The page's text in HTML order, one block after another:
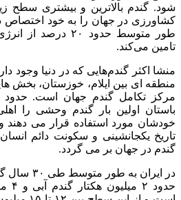
شود. گندم بالاترین و بیشتری سطح
کشاورزی در جهان را به خود اختصاص
طور متوسط حدود ۲۰
تامین می‌کند.
منشا اکثر گندم‌هایی که در دنیا وجود
منطقه ای بین ایلام، خوزستان، بخش
باستان اولین بار گندم وحشی را
خودشان مورد استفاده قرار می
تاریخ یکجانشینی و سکونت دائم
گندم در جهان بر می گردد.
در ایران